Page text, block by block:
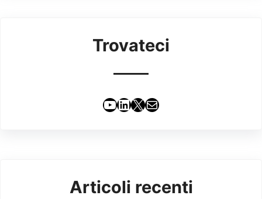
Trovateci
YouTube
LinkedIn
X Email
Articoli recenti